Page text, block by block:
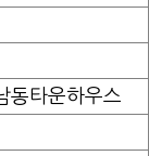
동타운하우스